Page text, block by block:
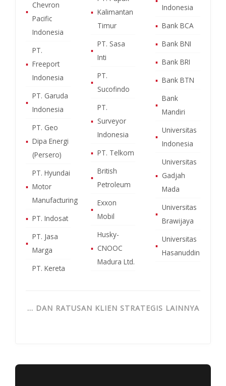
▪
Chevron
Pacific
Indonesia
▪
PT.
Freeport
Indonesia
▪
PT. Garuda
Indonesia
▪
PT. Geo
Dipa Energi
(Persero)
▪
PT. Hyundai
Motor
Manufacturing
▪ PT. Indosat
▪
PT. Jasa
Marga
PT. Kereta
▪ Kalimantan
Timur
▪
PT. Sasa
Inti
▪
PT.
Sucofindo
▪
PT.
Surveyor
Indonesia
▪ PT. Telkom
▪
British
Petroleum
▪
Exxon
Mobil
▪
Husky-
CNOOC
Madura Ltd.
Indonesia
▪ Bank BCA
▪ Bank BNI
▪ Bank BRI
▪ Bank BTN
▪
Bank
Mandiri
▪
Universitas
Indonesia
▪
Universitas
Gadjah
Mada
▪
Universitas
Brawijaya
▪
Universitas
Hasanuddin
… DAN RATUSAN KLIEN STRATEGIS LAINNYA